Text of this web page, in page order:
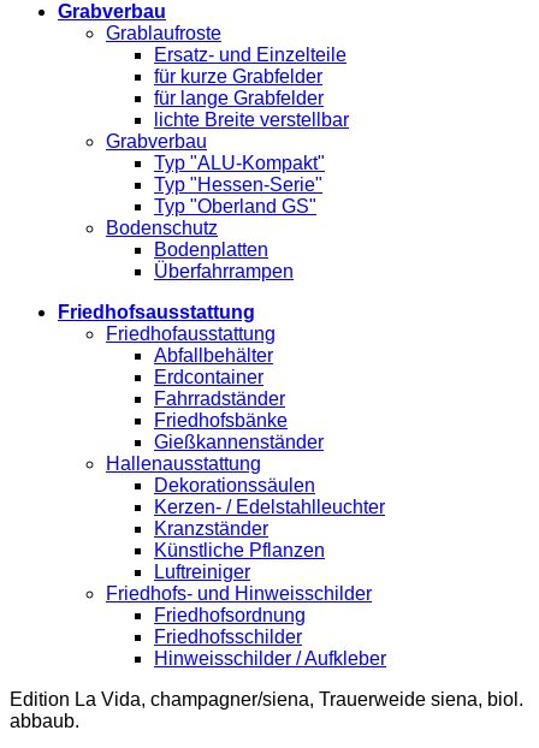
Grabverbau
Grablaufroste
Ersatz- und Einzelteile
für kurze Grabfelder
für lange Grabfelder
lichte Breite verstellbar
Grabverbau
Typ "ALU-Kompakt"
Typ "Hessen-Serie"
Typ "Oberland GS"
Bodenschutz
Bodenplatten
Überfahrrampen
Friedhofsausstattung
Friedhofausstattung
Abfallbehälter
Erdcontainer
Fahrradständer
Friedhofsbänke
Gießkannenständer
Hallenausstattung
Dekorationssäulen
Kerzen- / Edelstahlleuchter
Kranzständer
Künstliche Pflanzen
Luftreiniger
Friedhofs- und Hinweisschilder
Friedhofsordnung
Friedhofsschilder
Hinweisschilder / Aufkleber
Edition La Vida, champagner/siena, Trauerweide siena, biol.
abbaub.